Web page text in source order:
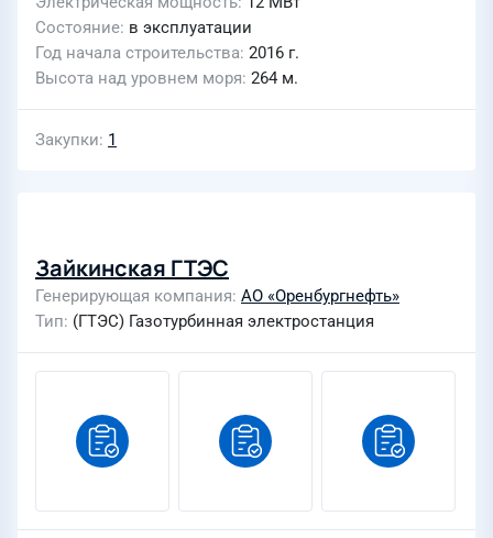
Состояние в эксплуатации
Год начала строительства 2016 г.
Высота над уровнем моря 264 м.
Закупки 1
Зайкинская ГТЭС
Генерирующая компания АО «Оренбургнефть»
Тип (ГТЭС) Газотурбинная электростанция